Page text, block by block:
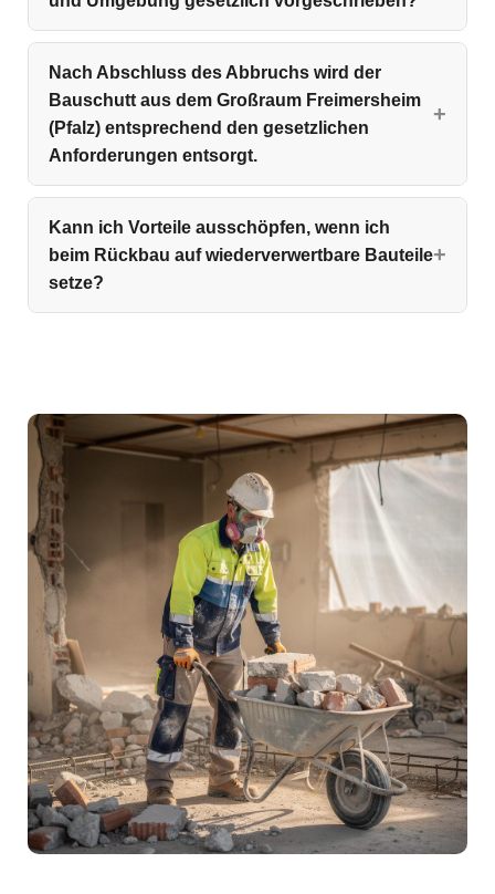
Nach Abschluss des Abbruchs wird der
Bauschutt aus dem Großraum Freimersheim
(Pfalz) entsprechend den gesetzlichen
Anforderungen entsorgt.
Kann ich Vorteile ausschöpfen, wenn ich
beim Rückbau auf wiederverwertbare Bauteile
setze?